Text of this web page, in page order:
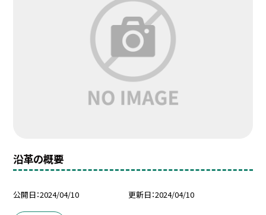
沿革の概要
公開日 2024/04/10 更新日 2024/04/10